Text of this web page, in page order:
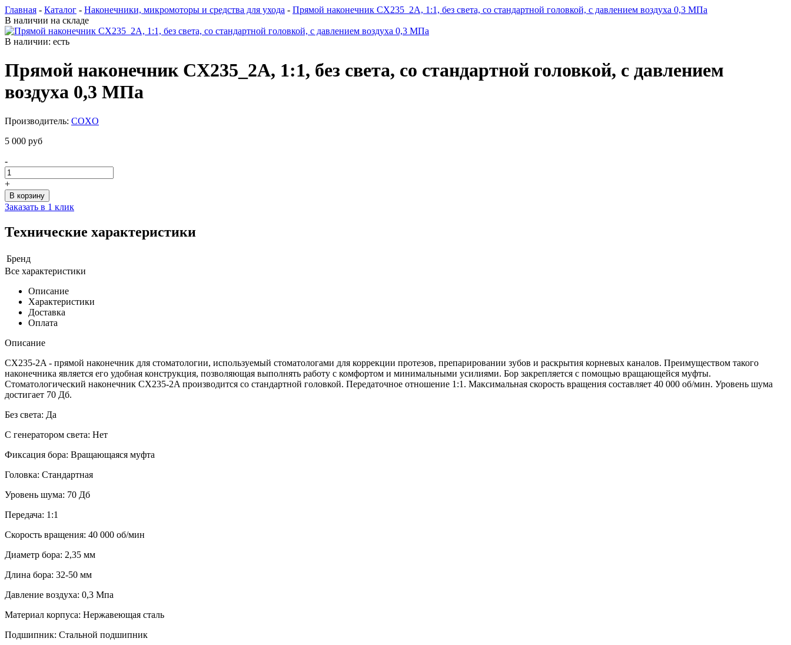
Главная - Каталог - Наконечники, микромоторы и средства для ухода - Прямой наконечник CX235_2A, 1:1, без света, со стандартной головкой, с давлением воздуха 0,3 МПа
В наличии на складе
В наличии: есть
Прямой наконечник CX235_2A, 1:1, без света, со стандартной головкой, с давлением
воздуха 0,3 МПа
Производитель: COXO
5 000 руб
-
+
Заказать в 1 клик
Технические характеристики
Бренд
Все характеристики
Описание
Характеристики
Доставка
Оплата
Описание
CX235-2A - прямой наконечник для стоматологии, используемый стоматологами для коррекции протезов, препарировании зубов и раскрытия корневых каналов. Преимуществом такого
наконечника является его удобная конструкция, позволяющая выполнять работу с комфортом и минимальными усилиями. Бор закрепляется с помощью вращающейся муфты.
Стоматологический наконечник CX235-2A производится со стандартной головкой. Передаточное отношение 1:1. Максимальная скорость вращения составляет 40 000 об/мин. Уровень шума
достигает 70 Дб.
Без света: Да
С генератором света: Нет
Фиксация бора: Вращающаяся муфта
Головка: Стандартная
Уровень шума: 70 Дб
Передача: 1:1
Скорость вращения: 40 000 об/мин
Диаметр бора: 2,35 мм
Длина бора: 32-50 мм
Давление воздуха: 0,3 Мпа
Материал корпуса: Нержавеющая сталь
Подшипник: Стальной подшипник